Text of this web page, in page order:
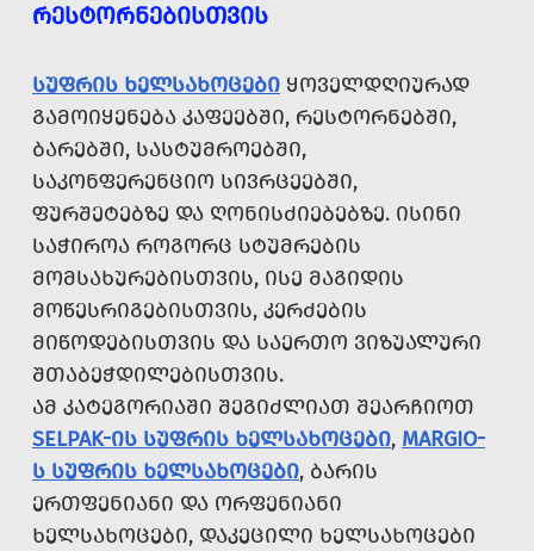
ᲠᲔᲡᲢᲝᲠᲜᲔᲑᲘᲡᲗᲕᲘᲡ
ᲡᲣᲤᲠᲘᲡ ᲮᲔᲚᲡᲐᲮᲝᲪᲔᲑᲘ ᲧᲝᲕᲔᲚᲓᲦᲘᲣᲠᲐᲓ
ᲒᲐᲛᲝᲘᲧᲔᲜᲔᲑᲐ ᲙᲐᲤᲔᲔᲑᲨᲘ, ᲠᲔᲡᲢᲝᲠᲜᲔᲑᲨᲘ,
ᲑᲐᲠᲔᲑᲨᲘ, ᲡᲐᲡᲢᲣᲛᲠᲝᲔᲑᲨᲘ,
ᲡᲐᲙᲝᲜᲤᲔᲠᲔᲜᲪᲘᲝ ᲡᲘᲕᲠᲪᲔᲔᲑᲨᲘ,
ᲤᲣᲠᲨᲔᲢᲔᲑᲖᲔ ᲓᲐ ᲦᲝᲜᲘᲡᲫᲘᲔᲑᲔᲑᲖᲔ. ᲘᲡᲘᲜᲘ
ᲡᲐᲭᲘᲠᲝᲐ ᲠᲝᲒᲝᲠᲪ ᲡᲢᲣᲛᲠᲔᲑᲘᲡ
ᲛᲝᲛᲡᲐᲮᲣᲠᲔᲑᲘᲡᲗᲕᲘᲡ, ᲘᲡᲔ ᲛᲐᲒᲘᲓᲘᲡ
ᲛᲝᲬᲔᲡᲠᲘᲒᲔᲑᲘᲡᲗᲕᲘᲡ, ᲙᲔᲠᲫᲔᲑᲘᲡ
ᲛᲘᲬᲝᲓᲔᲑᲘᲡᲗᲕᲘᲡ ᲓᲐ ᲡᲐᲔᲠᲗᲝ ᲕᲘᲖᲣᲐᲚᲣᲠᲘ
ᲨᲗᲐᲑᲔᲭᲓᲘᲚᲔᲑᲘᲡᲗᲕᲘᲡ.
ᲐᲛ ᲙᲐᲢᲔᲒᲝᲠᲘᲐᲨᲘ ᲨᲔᲒᲘᲫᲚᲘᲐᲗ ᲨᲔᲐᲠᲩᲘᲝᲗ
SELPAK-ᲘᲡ ᲡᲣᲤᲠᲘᲡ ᲮᲔᲚᲡᲐᲮᲝᲪᲔᲑᲘ, MARGIO-
Ს ᲡᲣᲤᲠᲘᲡ ᲮᲔᲚᲡᲐᲮᲝᲪᲔᲑᲘ, ᲑᲐᲠᲘᲡ
ᲔᲠᲗᲤᲔᲜᲘᲐᲜᲘ ᲓᲐ ᲝᲠᲤᲔᲜᲘᲐᲜᲘ
ᲮᲔᲚᲡᲐᲮᲝᲪᲔᲑᲘ, ᲓᲐᲙᲔᲪᲘᲚᲘ ᲮᲔᲚᲡᲐᲮᲝᲪᲔᲑᲘ